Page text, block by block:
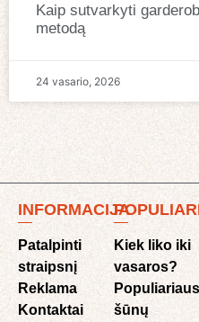
Kaip sutvarkyti
metodą
24 vasario, 2026
INFORMACIJA
Patalpinti
straipsnį
Reklama
Kontaktai
Kiek liko iki
vasaros?
šūnų